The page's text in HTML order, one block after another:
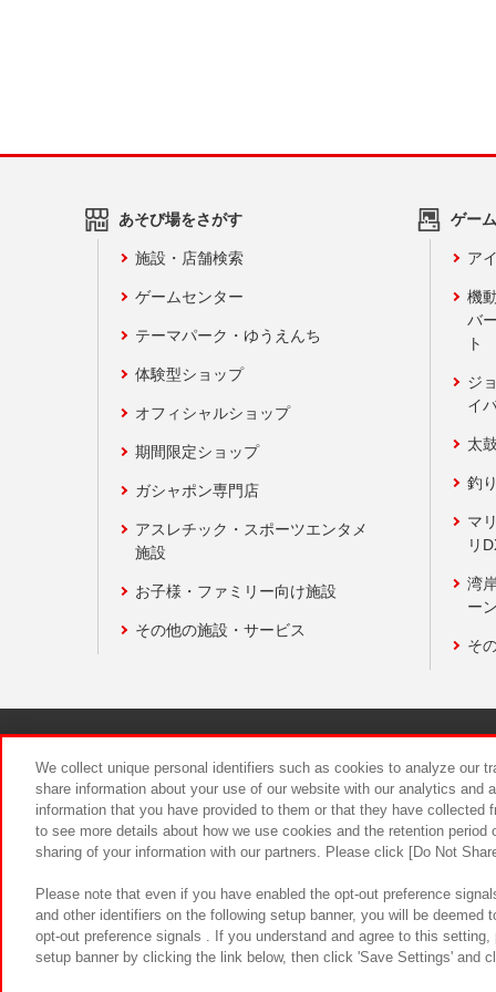
あそび場をさがす
施設・店舗検索
ゲームセンター
テーマパーク・ゆうえんち
体験型ショップ
オフィシャルショップ
期間限定ショップ
ガシャポン専門店
アスレチック・スポーツエンタメ
施設
お子様・ファミリー向け施設
その他の施設・サービス
ゲー
ア
機
バ
ト
ジ
イ
太
釣
マ
リ
湾
ー
そ
食品のご
We collect unique personal identifiers such as cookies to analyze our
share information about your use of our website with our analytics and
information that you have provided to them or that they have
to see more details about how we use cookies and the retention
sharing of your information with our partners. Please click [Do Not
Please note that even if you have enabled the opt-out preference
and other identifiers on the following setup banner, you will be
opt-out preference signals . If you understand and agree to this
setup banner by clicking the link below, then click 'Save Settings' and